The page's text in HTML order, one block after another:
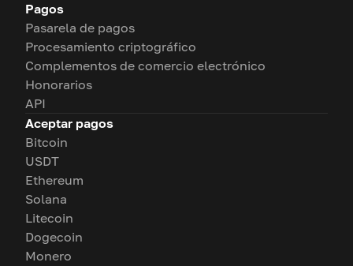
Pagos
Pasarela de pagos
Procesamiento criptográfico
Complementos de comercio electrónico
Honorarios
API
Aceptar pagos
Bitcoin
USDT
Ethereum
Solana
Litecoin
Dogecoin
Monero